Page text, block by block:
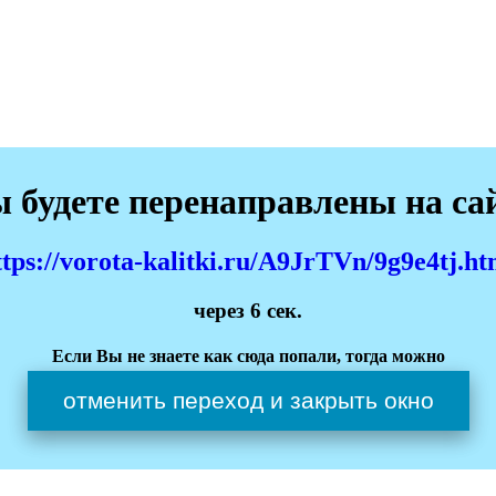
перенаправлены на
vorota-kalitki.ru/A9JrTVn/
через 6 сек.
Если Вы не знаете как сюда попали, тогда можно
отменить переход и закрыть окно